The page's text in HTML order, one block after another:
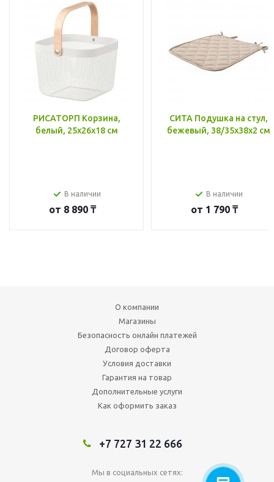
РИСАТОРП Корзина,
белый, 25x26x18 см
В наличии
от 8 890 ₸
СИТА Подушка на стул,
бежевый, 38/35x38x2 см
В наличии
от 1 790 ₸
О компании
Магазины
Безопасность онлайн платежей
Договор оферта
Условия доставки
Гарантия на товар
Дополнительные услуги
Как оформить заказ
+7 727 31 22 666
Мы в социальных сетях: